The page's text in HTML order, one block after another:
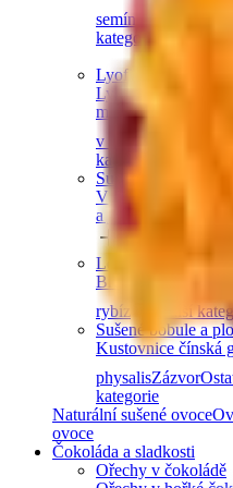
semínka
kategorie
Lyofilizované ovoce
Lyofilizované jahody
maliny
v čokoládě
Ostatní
kategorie
Sušené ovoce v
V hořké čokoládě
a jogurtu
Další kategorie
Lesní ovoce
Brusinky a borůvky
rybíz
Další
Sušené bobule a
Kustovnice čínská
physalisZázvor
kategorie
Naturální sušené ovoce
ovoce
Čokoláda a sladkosti
Ořechy v čokoládě